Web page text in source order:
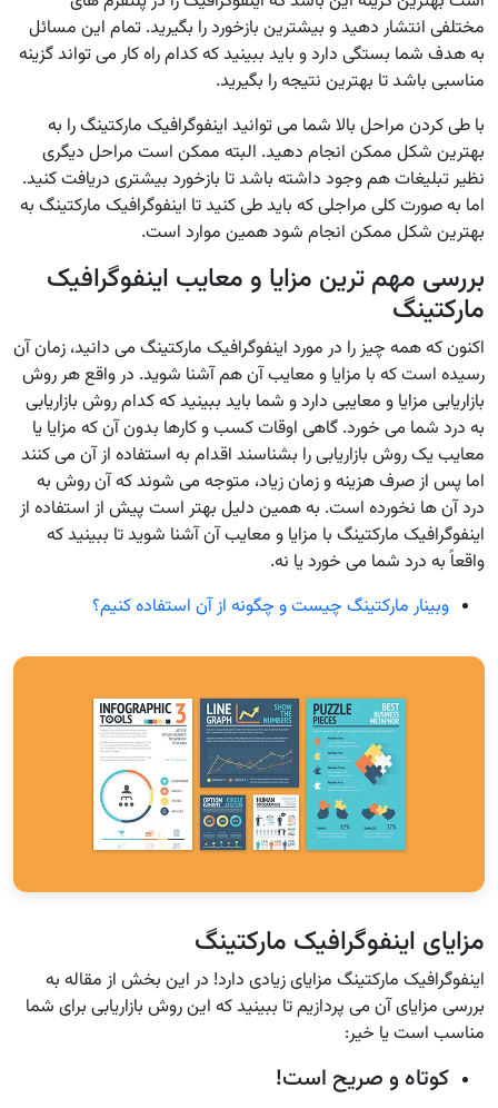
مختلفی انتشار دهید و بیشترین بازخورد را بگیرید. تمام این مسائل
به هدف شما بستگی دارد و باید ببینید که کدام راه کار می تواند گزینه
مناسبی باشد تا بهترین نتیجه را بگیرید.
با طی کردن مراحل بالا شما می توانید اینفوگرافیک مارکتینگ را به
بهترین شکل ممکن انجام دهید. البته ممکن است مراحل دیگری
نظیر تبلیغات هم وجود داشته باشد تا بازخورد بیشتری دریافت کنید.
اما به صورت کلی مراجلی که باید طی کنید تا اینفوگرافیک مارکتینگ به
بهترین شکل ممکن انجام شود همین موارد است.
بررسی مهم ترین مزایا و معایب اینفوگرافیک
مارکتینگ
اکنون که همه چیز را در مورد اینفوگرافیک مارکتینگ می دانید، زمان آن
رسیده است که با مزایا و معایب آن هم آشنا شوید. در واقع هر روش
بازاریابی مزایا و معایبی دارد و شما باید ببینید که کدام روش بازاریابی
به درد شما می خورد. گاهی اوقات کسب و کارها بدون آن که مزایا یا
معایب یک روش بازاریابی را بشناسند اقدام به استفاده از آن می کنند
اما پس از صرف هزینه و زمان زیاد، متوجه می شوند که آن روش به
درد آن ها نخورده است. به همین دلیل بهتر است پیش از استفاده از
اینفوگرافیک مارکتینگ با مزایا و معایب آن آشنا شوید تا ببینید که
واقعاً به درد شما می خورد یا نه.
وبینار مارکتینگ چیست و چگونه از آن استفاده کنیم؟
مزایای اینفوگرافیک مارکتینگ
اینفوگرافیک مارکتینگ مزایای زیادی دارد! در این بخش از مقاله به
بررسی مزایای آن می پردازیم تا ببینید که این روش بازاریابی برای شما
مناسب است یا خیر:
کوتاه و صریح است!